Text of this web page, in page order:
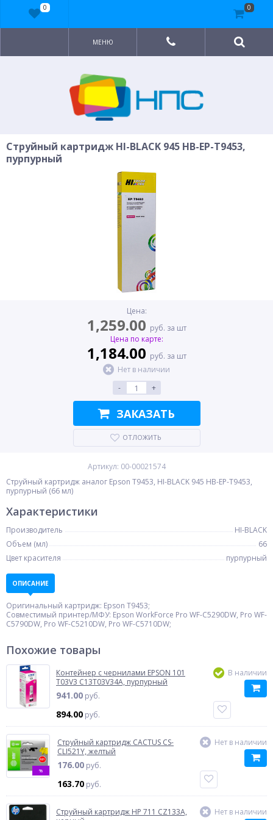
МЕНЮ
Струйный картридж HI-BLACK 945 HB-EP-T9453,
пурпурный
Цена:
1,259.00 руб. за шт
Цена по карте:
1,184.00 руб. за шт
Нет в наличии
-
+
ЗАКАЗАТЬ
ОТЛОЖИТЬ
Артикул: 00-00021574
Струйный картридж аналог Epson T9453, HI-BLACK 945 HB-EP-T9453,
пурпурный (66 мл)
Характеристики
Производитель
HI-BLACK
Объем (мл)
66
Цвет красителя
пурпурный
ОПИСАНИЕ
Оригинальный картридж: Epson T9453;
Совместимый принтер/МФУ: Epson WorkForce Pro WF-C5290DW, Pro WF-
C5790DW, Pro WF-C5210DW, Pro WF-C5710DW;
Похожие товары
Контейнер с чернилами EPSON 101
T03V3 C13T03V34A, пурпурный
941.00 руб.
894.00 руб.
В наличии
%
Струйный картридж CACTUS CS-
CLI521Y, желтый
176.00 руб.
163.70 руб.
Нет в наличии
Струйный картридж HP 711 CZ133A,
Нет в наличии
0 0